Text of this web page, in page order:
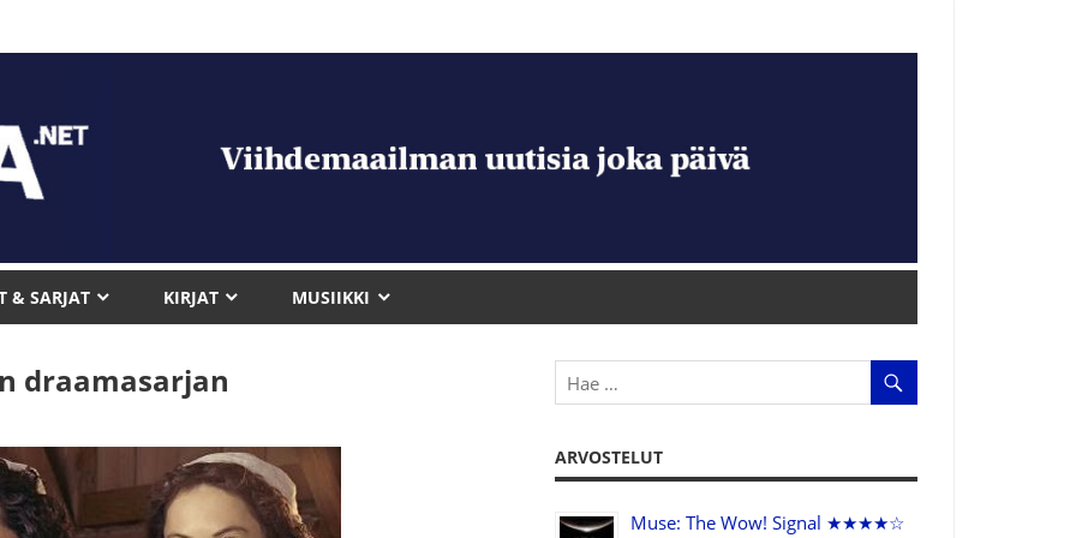
& SARJAT KIRJAT MUSIIKKI
draamasarjan
ARVOSTELUT
Muse: The Wow! Signal ★★★★☆